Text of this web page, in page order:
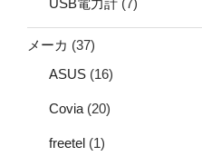
メーカ (37)
ASUS (16)
Covia (20)
freetel (1)